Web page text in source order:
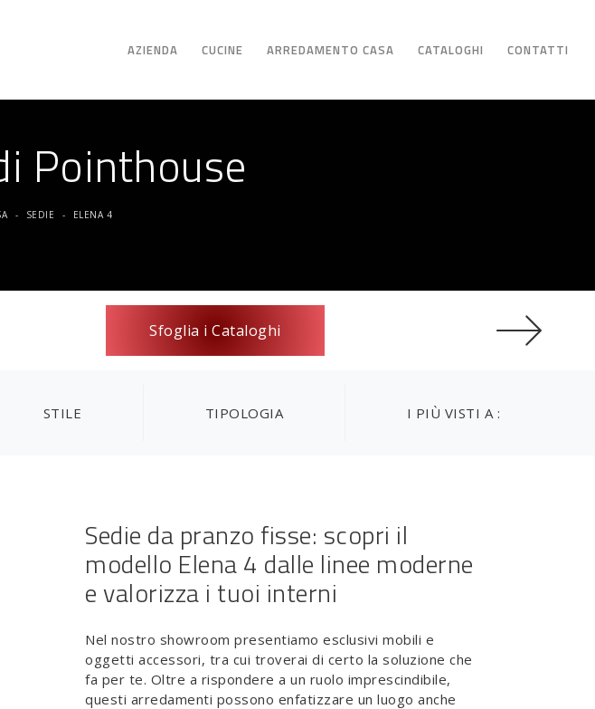
AZIENDA CUCINE ARREDAMENTO CASA CATALOGHI CONTATTI
Pointhouse
- SEDIE - ELENA 4
Sfoglia i Cataloghi
STILE TIPOLOGIA I PIÙ VISTI A :
Sedie da pranzo fisse: scopri il
modello Elena 4 dalle linee moderne
e valorizza i tuoi interni
Nel nostro showroom presentiamo esclusivi mobili e
oggetti accessori, tra cui troverai di certo la soluzione che
fa per te. Oltre a rispondere a un ruolo imprescindibile,
questi arredamenti possono enfatizzare un luogo anche